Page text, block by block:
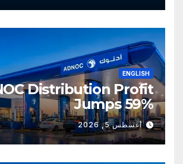
ENGLISH
Distribution Profit
Jumps 59%
أغسطس 5, 2026